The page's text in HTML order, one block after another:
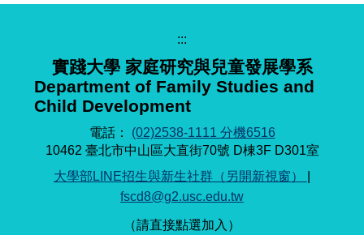
:::
實踐大學 家庭研究與兒童發展學系
Department of Family Studies and
Child Development
電話： (02)2538-1111 分機6516
10462 臺北市中山區大直街70號 D棟3F D301室
大學部LINE招生與新生社群（另開新視窗）
fscd8@g2.usc.edu.tw
（請直接點選加入）